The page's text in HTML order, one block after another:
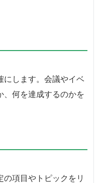
にします。会議やイベ
、何を達成するのかを
項目やトピックをリ